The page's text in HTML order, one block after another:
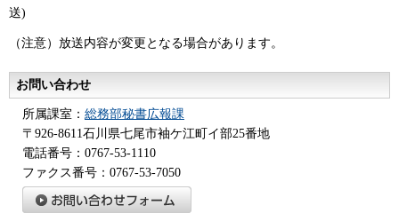
送)
（注意）放送内容が変更となる場合があります。
お問い合わせ
所属課室： 総務部秘書広報課
〒926-8611石川県七尾市袖ケ江町イ部25番地
電話番号：0767-53-1110
ファクス番号：0767-53-7050